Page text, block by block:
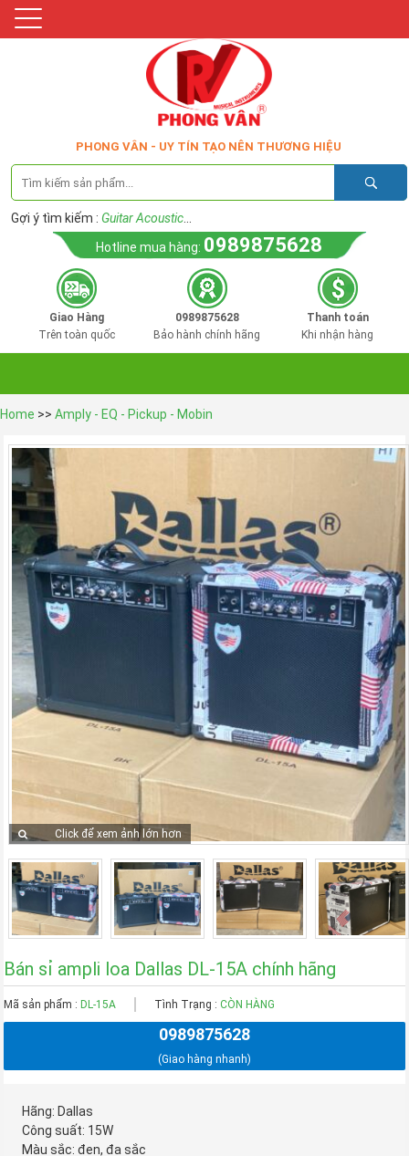
PHONG VÂN - UY TÍN TẠO NÊN THƯƠNG HIỆU
Gợi ý tìm kiếm : Guitar Acoustic
Hotline mua hàng: 0989875628
Giao Hàng
Trên toàn quốc
0989875628
Bảo hành chính hãng
Thanh toán
Khi nhận hàng
Home >> Amply - EQ - Pickup - Mobin
Click để xem ảnh lớn hơn
Bán sỉ ampli loa Dallas DL-15A chính hãng
Mã sản phẩm : DL-15A Tình Trạng : CÒN HÀNG
0989875628
(Giao hàng nhanh)
Hãng: Dallas
Công suất: 15W
Màu sắc: đen, đa sắc